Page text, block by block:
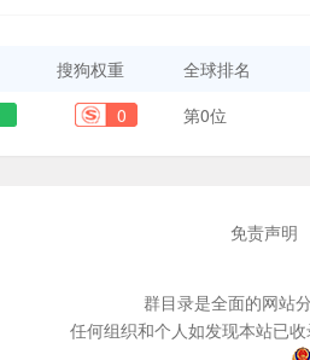
搜狗权重
全球排名
0 第0位
免责声明
群目录是全面的网站
任何组织和个人如发现本站已